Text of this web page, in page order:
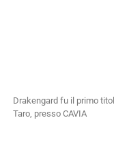
Drakengard fu il primo
Taro, presso CAVIA